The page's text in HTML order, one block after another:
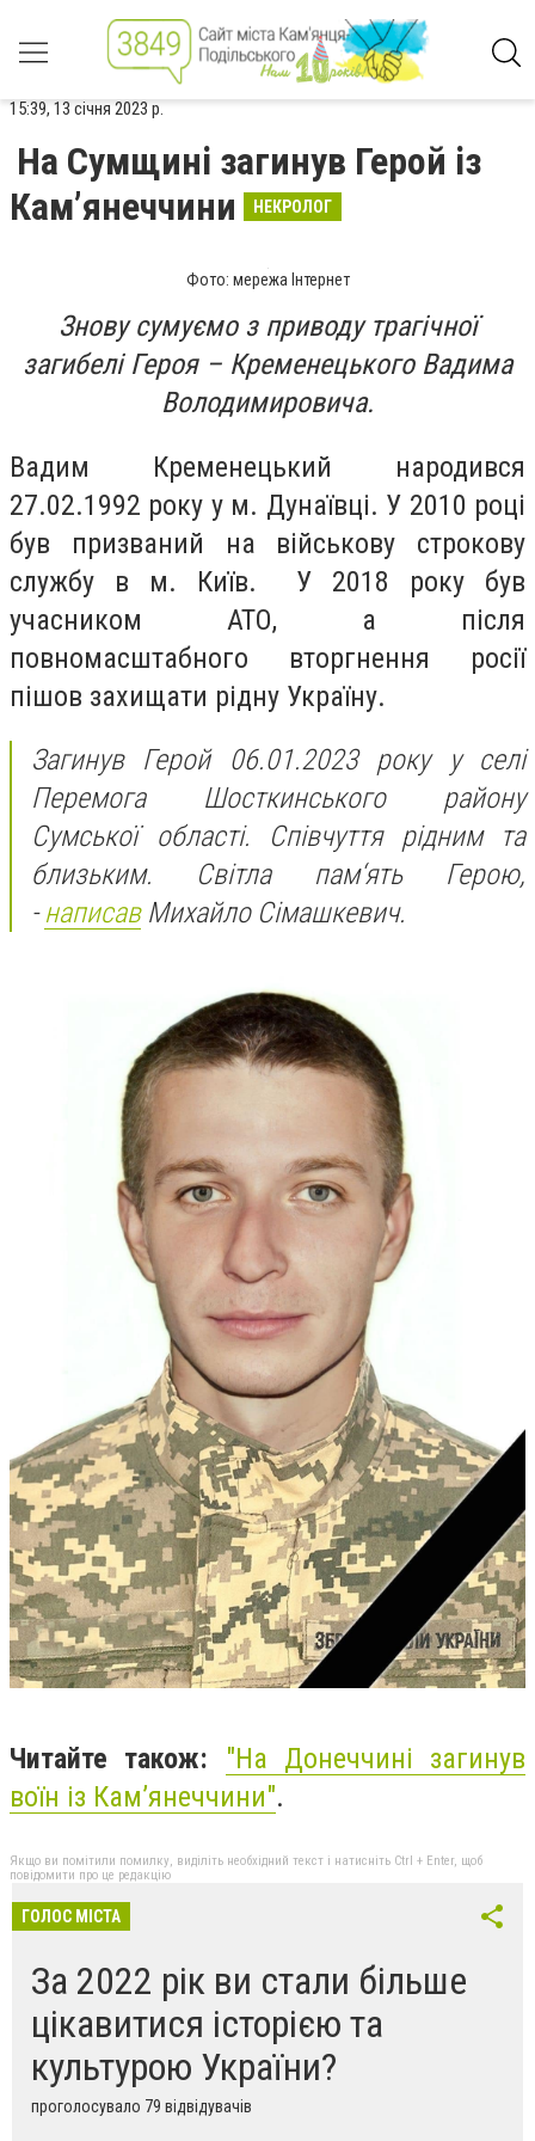
15:39, 13 січня 2023 р.
На Сумщині загинув Герой із
Кам’янеччини
НЕКРОЛОГ
Фото: мережа Інтернет
Знову сумуємо з приводу трагічної
загибелі Героя – Кременецького Вадима
Володимировича.
Вадим Кременецький народився
27.02.1992 року у м. Дунаївці. У 2010 році
був призваний на військову строкову
службу в м. Київ. У 2018 року був
учасником АТО, а після
повномасштабного вторгнення росії
пішов захищати рідну Україну.
Загинув Герой 06.01.2023 року у селі
Перемога Шосткинського району
Сумської області. Співчуття рідним та
близьким. Світла пам‘ять Герою,
-написавМихайло Сімашкевич.
Читайте також: "На Донеччині загинув
воїн із Кам’янеччини".
Якщо ви помітили помилку, виділіть необхідний текст і натисніть Ctrl + Enter, щоб
повідомити про це редакцію
ГОЛОС МІСТА
За 2022 рік ви стали більше
цікавитися історією та
культурою України?
проголосувало 79 відвідувачів